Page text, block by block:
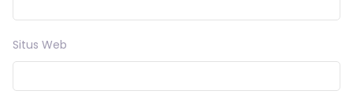
Situs Web